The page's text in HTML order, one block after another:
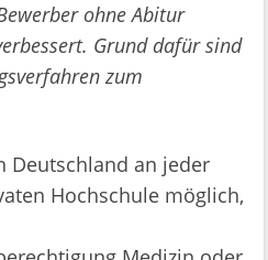
ohne Abitur
Grund dafür sind
zum
Deutschland an jeder
Hochschule möglich,